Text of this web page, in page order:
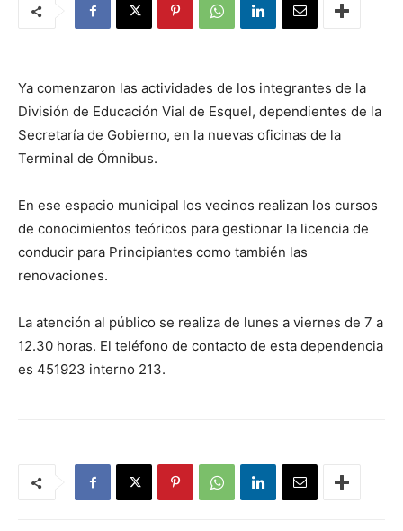
Ya comenzaron las actividades de los integrantes de la
División de Educación Vial de Esquel, dependientes de la
Secretaría de Gobierno, en la nuevas oficinas de la
Terminal de Ómnibus.
En ese espacio municipal los vecinos realizan los cursos
de conocimientos teóricos para gestionar la licencia de
conducir para Principiantes como también las
renovaciones.
La atención al público se realiza de lunes a viernes de 7 a
12.30 horas. El teléfono de contacto de esta dependencia
es 451923 interno 213.